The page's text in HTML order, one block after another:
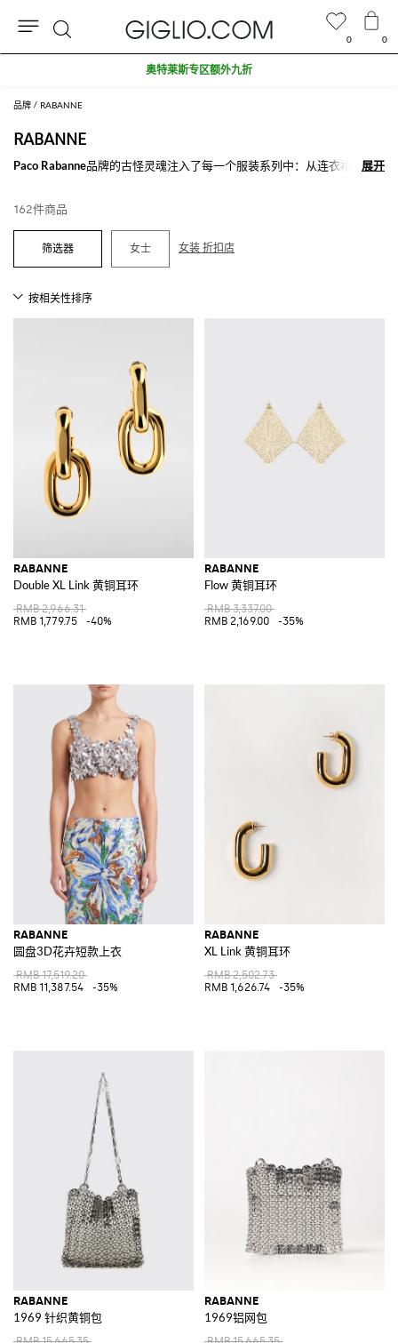
品牌 RABANNE
RABANNE
Paco Rabanne品牌的古怪灵魂注入了每一个服装系列中：从连衣裙，到展开
展开
162件商品
女士 女装 折扣店
RABANNE
Double XL Link 黄铜耳环
RMB 2,966.31
RMB 1,779.75
-40%
RABANNE
Flow 黄铜耳环
RMB 3,337.00
RMB 2,169.00
-35%
RABANNE
圆盘3D花卉短款上衣
RMB 17,519.20
RMB 11,387.54
-35%
RABANNE
XL Link 黄铜耳环
RMB 2,502.73
RMB 1,626.74
-35%
RABANNE
1969 针织黄铜包
RABANNE
1969铝网包
0 0
奥特莱斯专区额外九折